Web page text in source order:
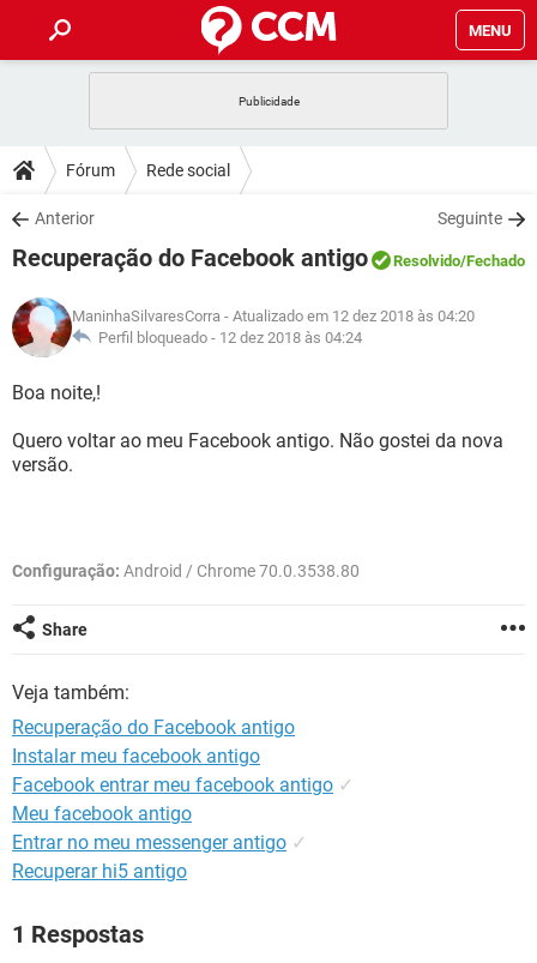
MENU
CELULAR
OUTLOOK
INSTAGRAM GMAIL
GUIA DE COMPRAS
DICAS
JOGOS
INSTAGRAM GMAIL
GUIA DE COMPRAS
DOWNLOADS
JOGOS WHATSAPP
CELULAR
OUTLOOK EXCEL
INSTAGRAM
FÓRUM
JOGOS WHATSAPP
CELULAR
OUTLOOK
INSTAGRAM GMAIL
GLOSSÁRIO
OUTLOOK
Fórum Rede social
Anterior Seguinte
Recuperação do Facebook antigo Resolvido/Fechado
ManinhaSilvaresCorra - Atualizado em 12 dez 2018 às 04:20
Perfil bloqueado - 12 dez 2018 às 04:24
Boa noite,!
Quero voltar ao meu Facebook antigo. Não gostei da nova
versão.
Configuração: Android / Chrome 70.0.3538.80
Share
Veja também:
Recuperação do Facebook antigo
Instalar meu facebook antigo
Facebook entrar meu facebook antigo ✓
Meu facebook antigo
Entrar no meu messenger antigo ✓
Recuperar hi5 antigo
1 Respostas